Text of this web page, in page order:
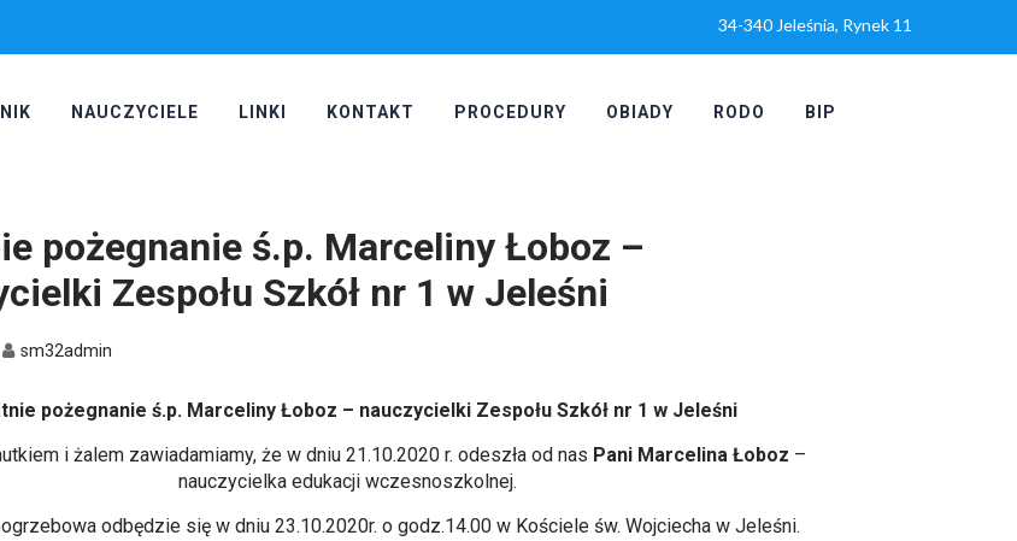
34-340 Jeleśnia, Rynek 11
NAUCZYCIELE LINKI KONTAKT PROCEDURY OBIADY RODO BIP
pożegnanie ś.p. Marceliny Łoboz –
Zespołu Szkół nr 1 w Jeleśni
sm32admin
pożegnanie ś.p. Marceliny Łoboz – nauczycielki Zespołu Szkół nr 1 w Jeleśni
i żalem zawiadamiamy, że w dniu 21.10.2020 r. odeszła od nas Pani Marcelina Łoboz –
nauczycielka edukacji wczesnoszkolnej.
odbędzie się w dniu 23.10.2020r. o godz.14.00 w Kościele św. Wojciecha w Jeleśni.